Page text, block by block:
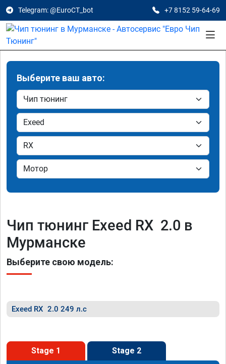
Telegram: @EuroCT_bot +7 8152 59-64-69
Выберите ваш авто:
Чип тюнинг Exeed RX 2.0 в
Мурманске
Выберите свою модель:
Exeed RX 2.0 249 л.с
Stage 1 Stage 2